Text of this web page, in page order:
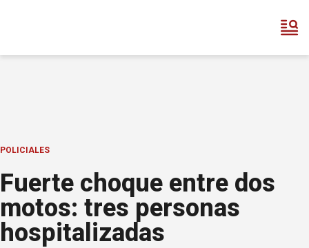
POLICIALES
Fuerte choque entre dos
motos: tres personas
hospitalizadas